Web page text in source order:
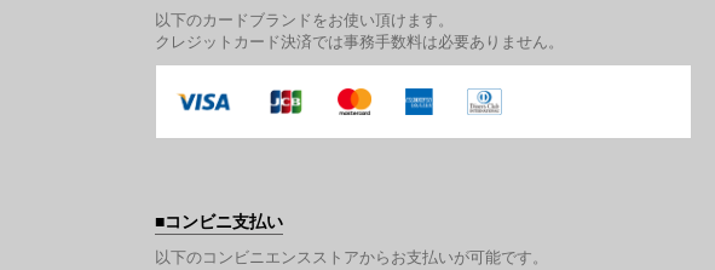
以下のカードブランドをお使い頂けます。
クレジットカード決済では事務手数料は必要ありません。
コンビニ支払い
以下のコンビニエンスストアからお支払いが可能です。